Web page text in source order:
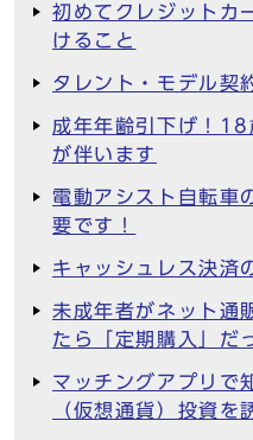
初めてクレジットカ
けること
タレント・モデル契
成年年齢引下げ！18
が伴います
電動アシスト自転車
要です！
キャッシュレス決済
未成年者がネット通
たら「定期購入」だ
マッチングアプリで
（仮想通貨）投資を